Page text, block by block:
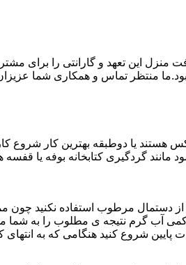
این تعهد و گارانتی را برای
منتظر تماس و همکاری شما
هستند یا دوطبقه بهترین کار
مانند گردگیری کتابخانه بوفه یا
از دستمال مرطوب استفاده نکنید
آب گرم نتیجه ی مطلوب را به
پایین شروع کنید هنگامی که به